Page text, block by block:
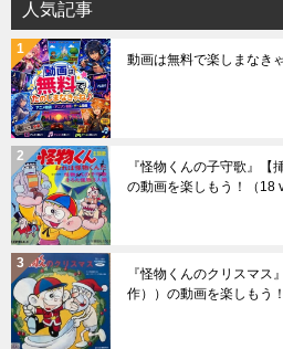
人気記事
動画は無料で楽しまなき
『怪物くんの子守歌』【
の動画を楽しもう！
（18
『怪物くんのクリスマス
作））の動画を楽しもう！